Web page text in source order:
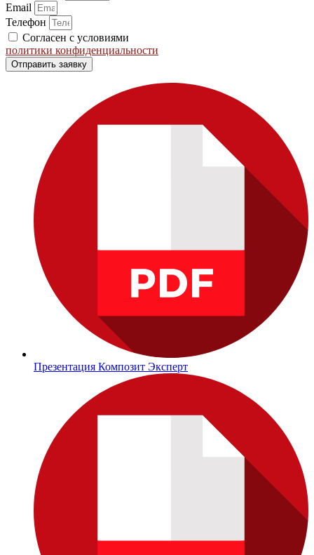
Email
Телефон
Согласен с условиями
политики конфиденциальности
Отправить заявку
Презентация Композит Эксперт